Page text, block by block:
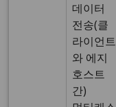
데이터
전송(클
라이언트
와 에지
호스트
간)